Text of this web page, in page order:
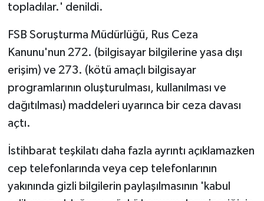
topladılar.' denildi.
FSB Soruşturma Müdürlüğü, Rus Ceza
Kanunu'nun 272. (bilgisayar bilgilerine yasa dışı
erişim) ve 273. (kötü amaçlı bilgisayar
programlarının oluşturulması, kullanılması ve
dağıtılması) maddeleri uyarınca bir ceza davası
açtı.
İstihbarat teşkilatı daha fazla ayrıntı açıklamazken
cep telefonlarında veya cep telefonlarının
yakınında gizli bilgilerin paylaşılmasının 'kabul